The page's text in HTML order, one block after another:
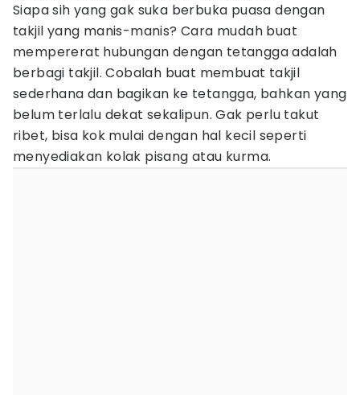
Siapa sih yang gak suka berbuka puasa dengan
takjil yang manis-manis? Cara mudah buat
mempererat hubungan dengan tetangga adalah
berbagi takjil. Cobalah buat membuat takjil
sederhana dan bagikan ke tetangga, bahkan yang
belum terlalu dekat sekalipun. Gak perlu takut
ribet, bisa kok mulai dengan hal kecil seperti
menyediakan kolak pisang atau kurma.